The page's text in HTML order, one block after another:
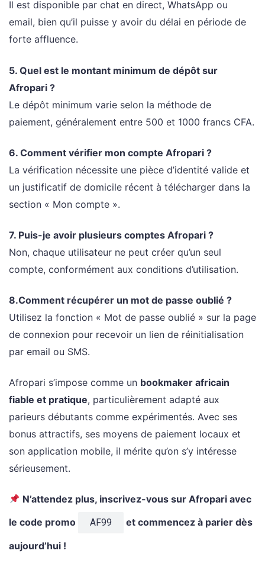
Il est disponible par chat en direct, WhatsApp ou
email, bien qu’il puisse y avoir du délai en période de
forte affluence.
5. Quel est le montant minimum de dépôt sur
Afropari ?
Le dépôt minimum varie selon la méthode de
paiement, généralement entre 500 et 1000 francs CFA.
6. Comment vérifier mon compte Afropari ?
La vérification nécessite une pièce d’identité valide et
un justificatif de domicile récent à télécharger dans la
section « Mon compte ».
7. Puis-je avoir plusieurs comptes Afropari ?
Non, chaque utilisateur ne peut créer qu’un seul
compte, conformément aux conditions d’utilisation.
8.Comment récupérer un mot de passe oublié ?
Utilisez la fonction « Mot de passe oublié » sur la page
de connexion pour recevoir un lien de réinitialisation
par email ou SMS.
Afropari s’impose comme un bookmaker africain
fiable et pratique, particulièrement adapté aux
parieurs débutants comme expérimentés. Avec ses
bonus attractifs, ses moyens de paiement locaux et
son application mobile, il mérite qu’on s’y intéresse
sérieusement.
N’attendez plus, inscrivez-vous sur Afropari avec
le code promo
AF99
et commencez à parier dès
aujourd’hui !